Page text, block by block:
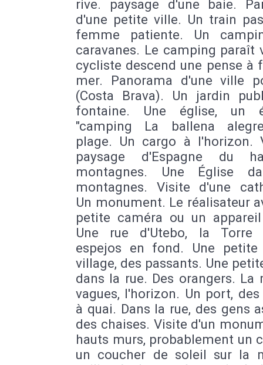
rive. paysage d'une baie.
d'une petite ville. Un train
femme patiente. Un
caravanes. Le camping paraît
cycliste descend une pense à
mer. Panorama d'une ville
(Costa Brava). Un jardin
fontaine. Une église, un
"camping La ballena
plage. Un cargo à l'horizon.
paysage d'Espagne du
montagnes. Une Église
montagnes. Visite d'une
Un monument. Le réalisateur
petite caméra ou un
Une rue d'Utebo, la Torre
espejos en fond. Une
village, des passants. Une
dans la rue. Des orangers. La
vagues, l'horizon. Un port,
à quai. Dans la rue, des gens
des chaises. Visite d'un
hauts murs, probablement un
un coucher de soleil sur la